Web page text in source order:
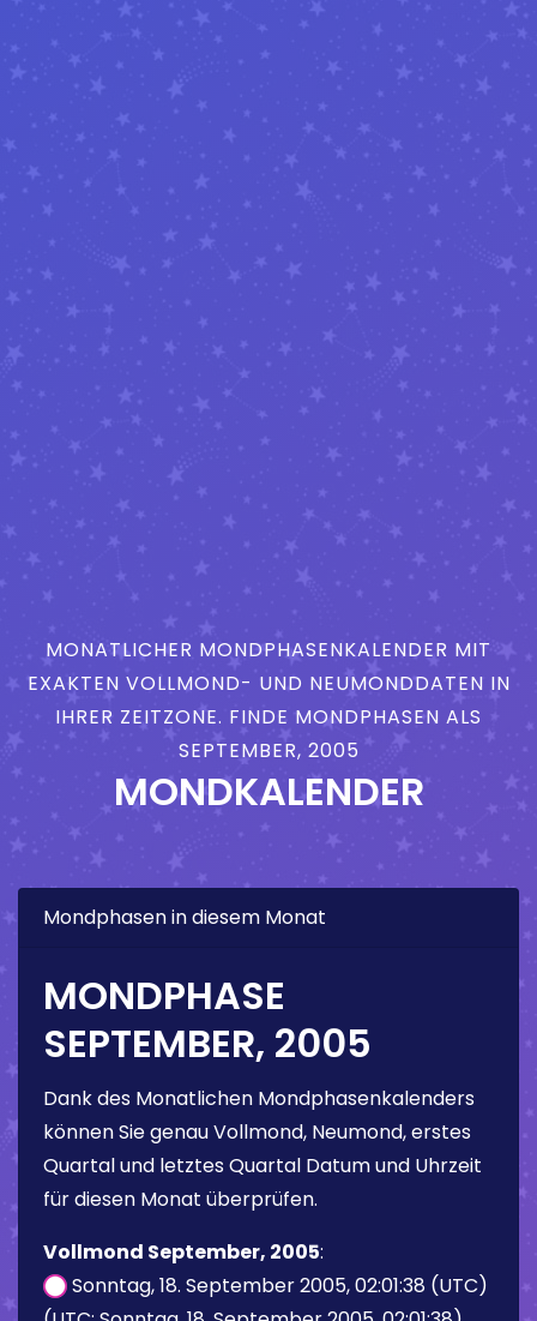
MONATLICHER MONDPHASENKALENDER MIT
EXAKTEN VOLLMOND- UND NEUMONDDATEN IN
IHRER ZEITZONE. FINDE MONDPHASEN ALS
SEPTEMBER, 2005
MONDKALENDER
Mondphasen in diesem Monat
MONDPHASE
SEPTEMBER, 2005
Dank des Monatlichen Mondphasenkalenders
können Sie genau Vollmond, Neumond, erstes
Quartal und letztes Quartal Datum und Uhrzeit
für diesen Monat überprüfen.
Vollmond September, 2005:
Sonntag, 18. September 2005, 02:01:38 (UTC)